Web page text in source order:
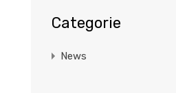
Categorie
News